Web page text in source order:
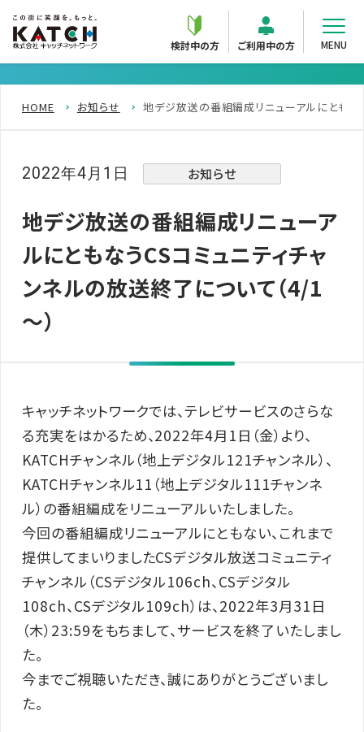
検討中の方 ご利用中の方 MENU
HOME お知らせ 地デジ放送の番組編成リニューアルにともな
2022年4月1日 お知らせ
地デジ放送の番組編成リニューア
ルにともなうCSコミュニティチャ
ンネルの放送終了について（4/1
～）
キャッチネットワークでは、テレビサービスのさらな
る充実をはかるため、2022年4月1日（金）より、
KATCHチャンネル（地上デジタル121チャンネル）、
KATCHチャンネル11（地上デジタル111チャンネ
ル）の番組編成をリニューアルいたしました。
今回の番組編成リニューアルにともない、これまで
提供してまいりましたCSデジタル放送コミュニティ
チャンネル（CSデジタル106ch、CSデジタル
108ch、CSデジタル109ch）は、2022年3月31日
（木）23:59をもちまして、サービスを終了いたしまし
た。
今までご視聴いただき、誠にありがとうございまし
た。